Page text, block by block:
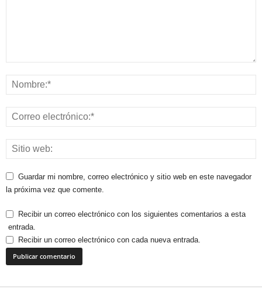
Guardar mi nombre, correo electrónico y sitio web en este navegador
la próxima vez que comente.
Recibir un correo electrónico con los siguientes comentarios a esta
entrada.
Recibir un correo electrónico con cada nueva entrada.